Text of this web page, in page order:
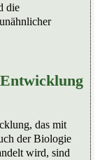
die
das mit
der Biologie
wird, sind